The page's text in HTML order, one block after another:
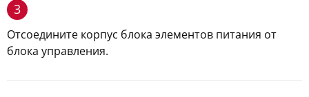
3
Отсоедините корпус блока элементов питания от
блока управления.